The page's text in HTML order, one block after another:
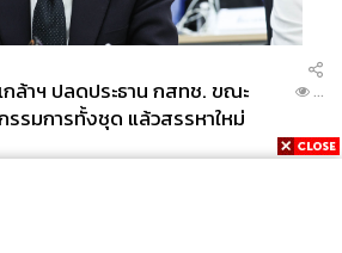
ล้าฯ ปลดประธาน กสทช. ขณะ
รมการทั้งชุด แล้วสรรหาใหม่
...